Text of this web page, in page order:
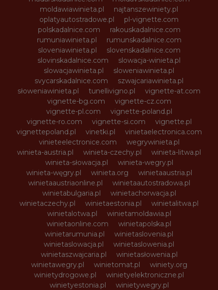
moldawiawinieta.pl
najtanszewiniety.pl
oplatyautostradowe.pl
pl-vignette.com
polskadalnice.com
rakouskadalnice.com
rumuniawinieta.pl
rumunskadalnice.com
sloveniawinieta.pl
slovenskadalnice.com
slovinskadalnice.com
slowacja-winieta.pl
slowacjawinieta.pl
sloweniawinieta.pl
svycarskadalnice.com
szwajcariawinieta.pl
słoweniawinieta.pl
tunellivigno.pl
vignette-at.com
vignette-bg.com
vignette-cz.com
vignette-pl.com
vignette-poland.pl
vignette-ro.com
vignette-si.com
vignette.pl
vignettepoland.pl
vinetki.pl
vinietaelectronica.com
vinieteelectronice.com
wegrywinieta.pl
winieta-austria.pl
winieta-czechy.pl
winieta-litwa.pl
winieta-słowacja.pl
winieta-wegry.pl
winieta-węgry.pl
winieta.org
winietaaustria.pl
winietaaustriaonline.pl
winietaautostradowa.pl
winietabulgaria.pl
winietachorwacja.pl
winietaczechy.pl
winietaestonia.pl
winietalitwa.pl
winietalotwa.pl
winietamoldawia.pl
winietaonline.com
winietapolska.pl
winietarumunia.pl
winietaslovenia.pl
winietaslowacja.pl
winietaslowenia.pl
winietaszwajcaria.pl
winietasłowenia.pl
winietawegry.pl
winietomat.pl
winiety.org
winietydrogowe.pl
winietyelektroniczne.pl
winietyestonia.pl
winietywegry.pl